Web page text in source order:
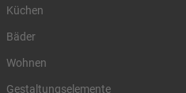
Küchen
Bäder
Wohnen
Gestaltungselemente